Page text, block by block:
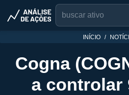
INÍCIO
Cogna
a controlar